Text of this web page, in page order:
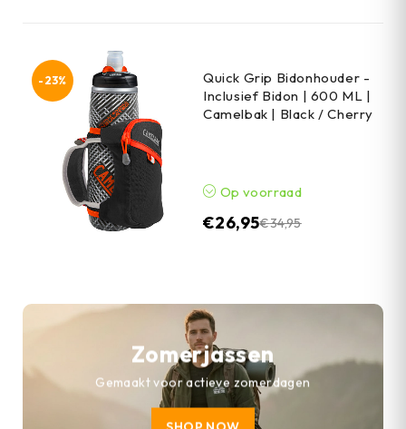
-23%
Quick Grip Bidonhouder -
Inclusief Bidon | 600 ML |
Camelbak | Black / Cherry
Op voorraad
€34,95
€26,95
Zomerjassen
Gemaakt voor actieve zomerdagen